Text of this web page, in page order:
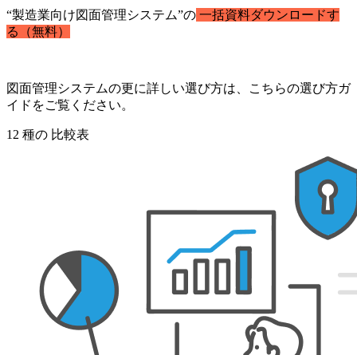
“製造業向け図面管理システム”の 一括資料ダウンロードす
る（無料）
図面管理システムの更に詳しい選び方は、こちらの選び方ガ
イドをご覧ください。
12 種の 比較表